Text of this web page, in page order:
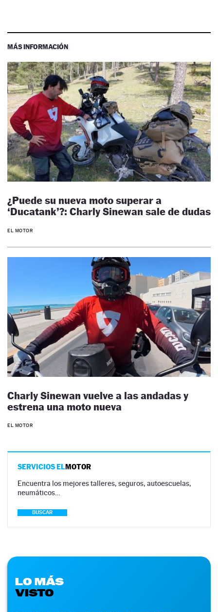
MÁS INFORMACIÓN
¿Puede su nueva moto superar a
‘Ducatank’?: Charly Sinewan sale de dudas
EL MOTOR
Charly Sinewan vuelve a las andadas y
estrena una moto nueva
EL MOTOR
SERVICIOS ELMOTOR
Encuentra los mejores talleres, seguros, autoescuelas,
neumáticos…
BUSCAR
LO MÁS
VISTO